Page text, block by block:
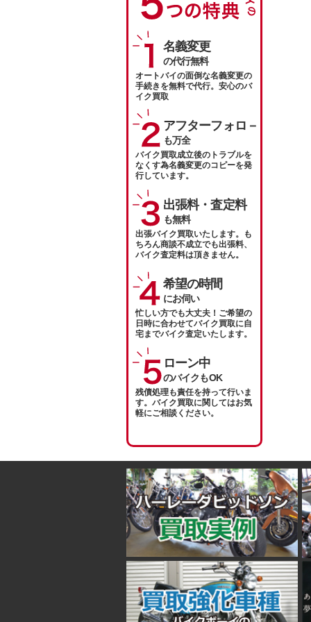
名義変更
の代行無料
オートバイの面倒な名義変更の
手続きを無料で代行。安心のバ
イク買取
アフターフォロ－
も万全
バイク買取成立後のトラブルを
なくす為名義変更のコピーを発
行しています。
出張料・査定料
も無料
出張バイク買取いたします。も
ちろん商談不成立でも出張料、
バイク査定料は頂きません。
希望の時間
にお伺い
忙しい方でも大丈夫！ご希望の
日時に合わせてバイク買取に自
宅までバイク査定いたします。
ローン中
のバイクもOK
残債処理も責任を持って行いま
す。バイク買取に関してはお気
軽にご相談ください。